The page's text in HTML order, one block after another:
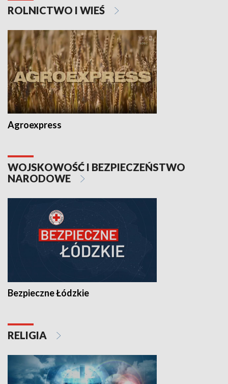
ROLNICTWO I WIEŚ
Agroexpress
WOJSKOWOŚĆ I BEZPIECZEŃSTWO
NARODOWE
Bezpieczne Łódzkie
RELIGIA